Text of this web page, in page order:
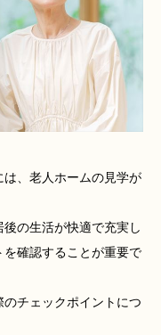
、老人ホームの見学が
の生活が快適で充実し
確認することが重要で
チェックポイントにつ